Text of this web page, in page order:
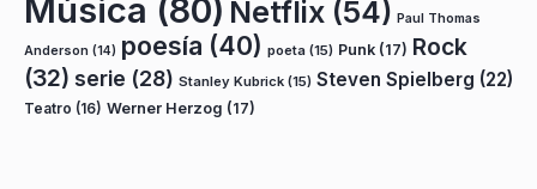
Música (80) Netflix (54) Paul Thomas
Anderson (14) poesía (40) poeta (15) Punk (17) Rock
(32) serie (28) Stanley Kubrick (15) Steven Spielberg (22)
Teatro (16) Werner Herzog (17)